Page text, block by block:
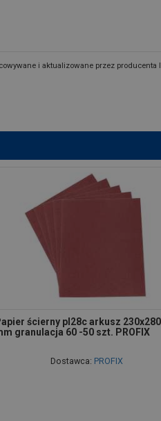
i aktualizowane przez producenta
ścierny pl28c arkusz 230x280
granulacja 60 -50 szt. PROFIX
Dostawca: PROFIX